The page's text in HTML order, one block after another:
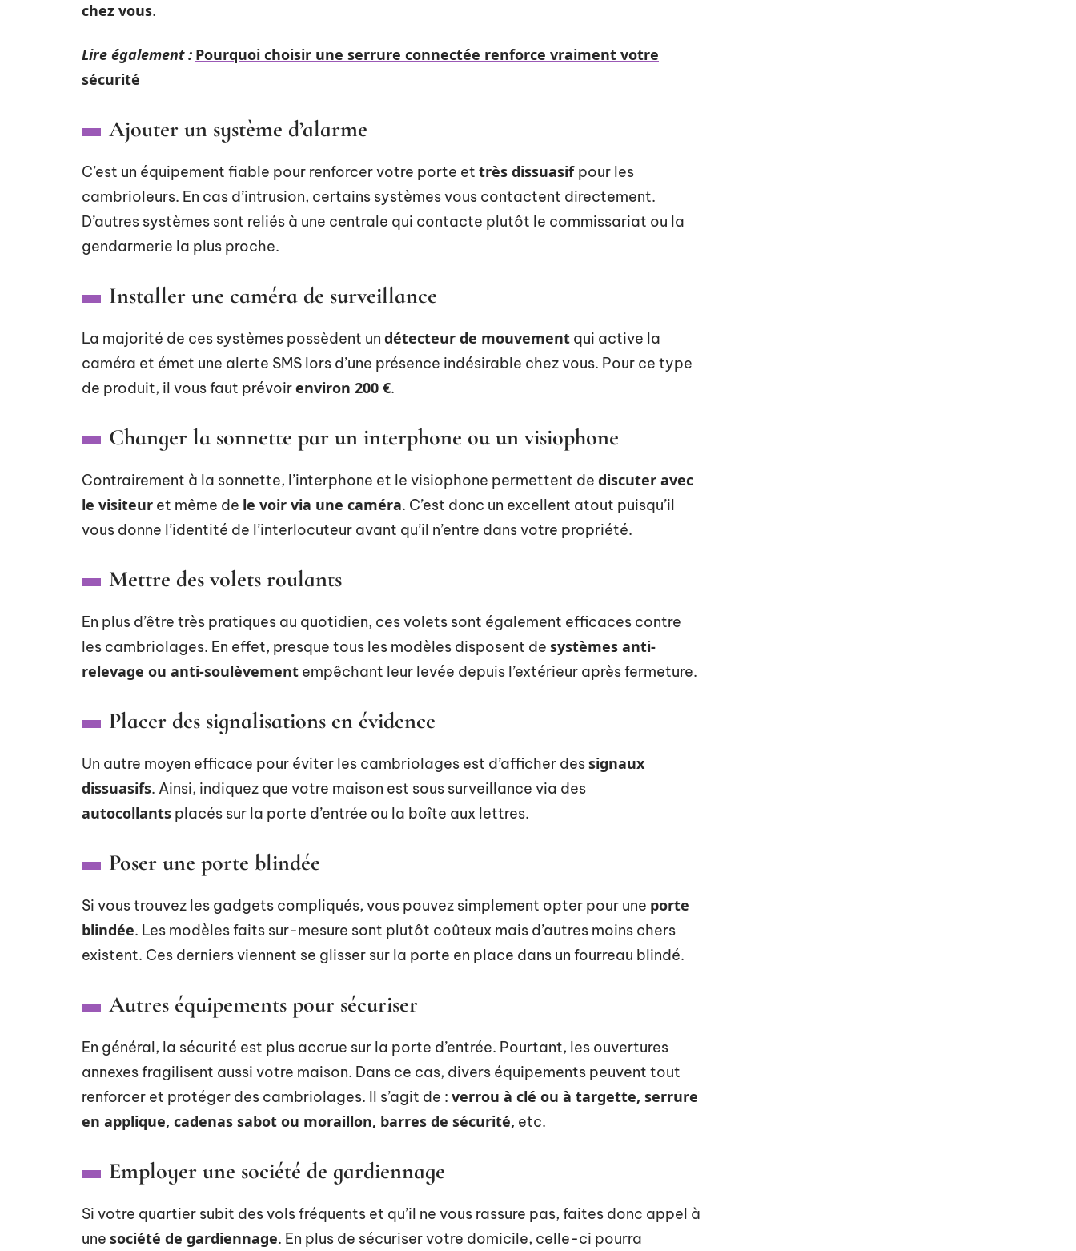
chez vous.
Lire également : Pourquoi choisir une serrure connectée renforce vraiment votre
sécurité
Ajouter un système d’alarme
C’est un équipement fiable pour renforcer votre porte et très dissuasif pour les
cambrioleurs. En cas d’intrusion, certains systèmes vous contactent directement.
D’autres systèmes sont reliés à une centrale qui contacte plutôt le commissariat ou la
gendarmerie la plus proche.
Installer une caméra de surveillance
La majorité de ces systèmes possèdent un détecteur de mouvement qui active la
caméra et émet une alerte SMS lors d’une présence indésirable chez vous. Pour ce type
de produit, il vous faut prévoirenviron 200 €.
Changer la sonnette par un interphone ou un visiophone
Contrairement à la sonnette, l’interphone et le visiophone permettent de discuter avec
le visiteur et même de le voir via une caméra. C’est donc un excellent atout puisqu’il
vous donne l’identité de l’interlocuteur avant qu’il n’entre dans votre propriété.
Mettre des volets roulants
En plus d’être très pratiques au quotidien, ces volets sont également efficaces contre
les cambriolages. En effet, presque tous les modèles disposent de systèmes anti-
relevage ou anti-soulèvement empêchant leur levée depuis l’extérieur après fermeture.
Placer des signalisations en évidence
Un autre moyen efficace pour éviter les cambriolages est d’afficher dessignaux
dissuasifs. Ainsi, indiquez que votre maison est sous surveillance via des
autocollants placés sur la porte d’entrée ou la boîte aux lettres.
Poser une porte blindée
Si vous trouvez les gadgets compliqués, vous pouvez simplement opter pour une porte
blindée. Les modèles faits sur-mesure sont plutôt coûteux mais d’autres moins chers
existent. Ces derniers viennent se glisser sur la porte en place dans un fourreau blindé.
Autres équipements pour sécuriser
En général, la sécurité est plus accrue sur la porte d’entrée. Pourtant, les ouvertures
annexes fragilisent aussi votre maison. Dans ce cas, divers équipements peuvent tout
renforcer et protéger des cambriolages. Il s’agit de : verrou à clé ou à targette, serrure
en applique, cadenas sabot ou moraillon, barres de sécurité, etc.
Employer une société de gardiennage
Si votre quartier subit des vols fréquents et qu’il ne vous rassure pas, faites donc appel à
une société de gardiennage. En plus de sécuriser votre domicile, celle-ci pourra